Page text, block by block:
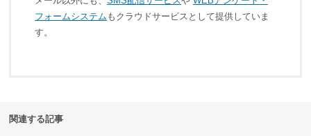
フォームシステム もクラウドサービスとして提供していま
す。
関連する記事